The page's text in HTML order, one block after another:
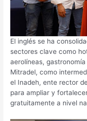
El inglés se ha
sectores clave como
aerolíneas,
Mitradel, como
el Inadeh, ente rector
para ampliar y
gratuitamente a nivel